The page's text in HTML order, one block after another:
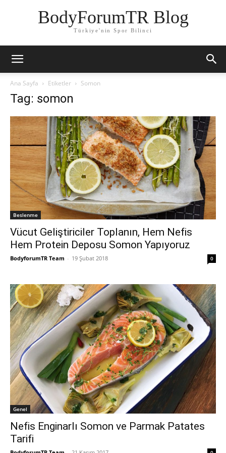
BodyForumTR Blog
Türkiye'nin Spor Bilinci
Ana Sayfa Etiketler Somon
Tag: somon
Beslenme
Vücut Geliştiriciler Toplanın, Hem Nefis
Hem Protein Deposu Somon Yapıyoruz
BodyforumTR Team - 19 Şubat 2018 0
Genel
Nefis Enginarlı Somon ve Parmak Patates
Tarifi